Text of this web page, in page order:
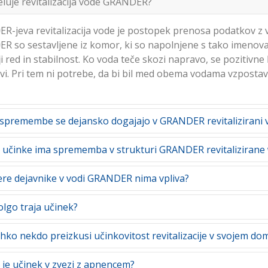
jeva revitalizacija vode je postopek prenosa podatkov
so sestavljene iz komor, ki so napolnjene s tako
red in stabilnost. Ko voda teče skozi napravo, se
Pri tem ni potrebe, da bi bil med obema vodama
se dejansko dogajajo v GRANDER revitalizirani
struktura vode je odločilen dejavnik njenih značilnosti.
Značilnost GRANDER-jeve revitalizacije vode je v
tem pa vodi vrača stabilno notranjo strukturo, s tem pa
učinke ima sprememba v strukturi GRANDER revitalizirane
notranji red in stabilnost notranje strukture vode in s
sprememb kvalitativnih lastnosti revitalizirane vode .
zmanjšanje uporabe pralnih in čistilnih sredstev Večja
osnova za spremenjeno kopičenje in korozivno
rje Spremenjeno okolje za mikrobiologijo v vodi zaradi
značilnosti: Povečana moč za samočiščenje, ki
očisti Povečana odpornost vode, kar ji omogoča, da se
dejavnike v vodi GRANDER nima vpliva?
revitalizatorjev vode GRANDER ne učinkuje na sledeče
(tudi če se izkaže, da se nevarnost (ponovne)
za razkuževanje !!)
traja učinek?
omejeni na določeno časovno obdobje. Učinkovitost
ali več. Že več kot dvajset let delujejo nekatere
učinek.
nekdo preizkusi učinkovitost revitalizacije v svojem
zelo hitro zazna razliko med revitalizirano in
učinek v zvezi z apnencem?